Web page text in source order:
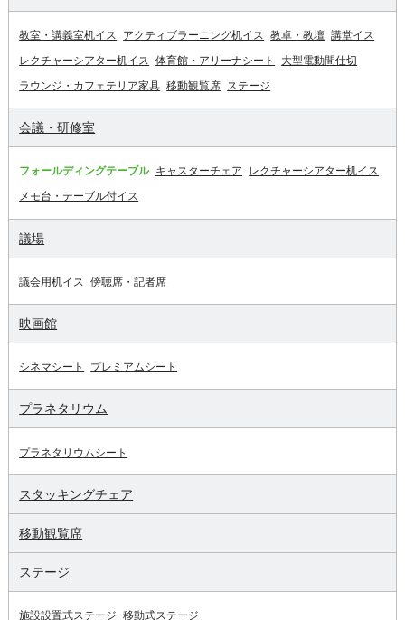
教室・講義室机イス アクティブラーニング机イス 教卓・教壇 講堂イス
レクチャーシアター机イス 体育館・アリーナシート
大型電動間仕切
ラウンジ・カフェテリア家具 移動観覧席 ステージ
会議・研修室
フォールディングテーブル キャスターチェア
レクチャーシアター机イス
メモ台・テーブル付イス
議場
議会用机イス 傍聴席・記者席
映画館
シネマシート プレミアムシート
プラネタリウム
プラネタリウムシート
スタッキングチェア
移動観覧席
ステージ
施設設置式ステージ 移動式ステージ